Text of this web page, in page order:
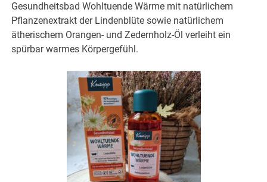
Gesundheitsbad Wohltuende Wärme mit natürlichem
Pflanzenextrakt der Lindenblüte sowie natürlichem
ätherischem Orangen- und Zedernholz-Öl verleiht ein
spürbar warmes Körpergefühl.